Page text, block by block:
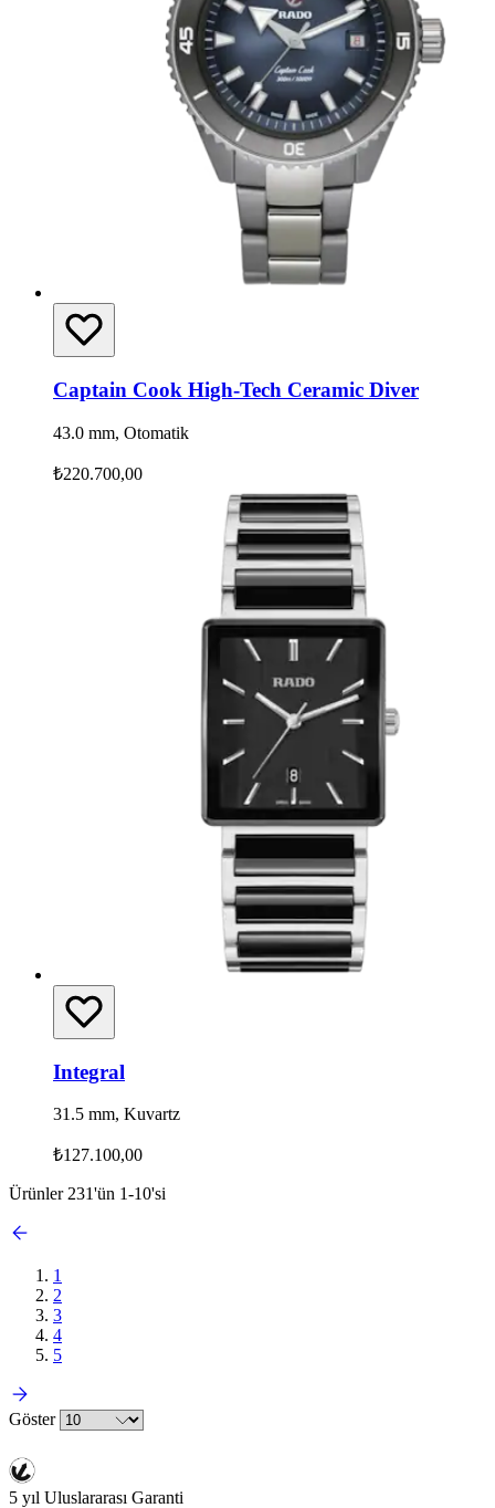
Captain Cook High-Tech Ceramic Diver
43.0 mm, Otomatik
₺220.700,00
Integral
31.5 mm, Kuvartz
₺127.100,00
Ürünler 231'ün 1-10'si
1
2
3
4
5
Göster
5 yıl Uluslararası Garanti